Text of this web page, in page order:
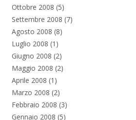
Ottobre 2008 (5)
Settembre 2008 (7)
Agosto 2008 (8)
Luglio 2008 (1)
Giugno 2008 (2)
Maggio 2008 (2)
Aprile 2008 (1)
Marzo 2008 (2)
Febbraio 2008 (3)
Gennaio 2008 (5)